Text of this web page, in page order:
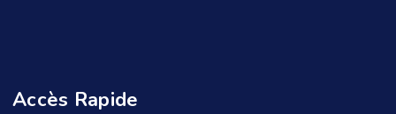
Accès Rapide